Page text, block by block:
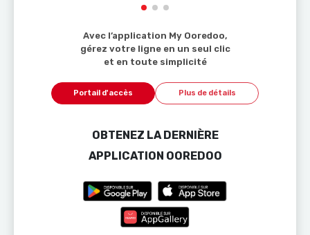
Avec l’application My Ooredoo,
gérez votre ligne en un seul clic
et en toute simplicité
Portail d'accès Plus de détails
OBTENEZ LA DERNIÈRE
APPLICATION OOREDOO